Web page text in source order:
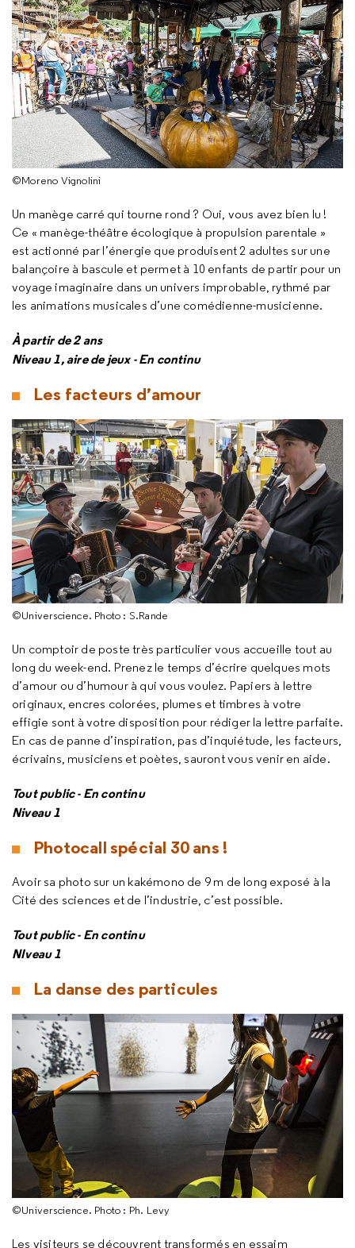
©Moreno Vignolini
Un manège carré qui tourne rond ? Oui, vous avez bien lu !
Ce « manège-théâtre écologique à propulsion parentale »
est actionné par l’énergie que produisent 2 adultes sur une
balançoire à bascule et permet à 10 enfants de partir pour un
voyage imaginaire dans un univers improbable, rythmé par
les animations musicales d’une comédienne-musicienne.
À partir de 2 ans
Niveau 1, aire de jeux - En continu
Les facteurs d’amour
©Universcience. Photo : S.Rande
Un comptoir de poste très particulier vous accueille tout au
long du week-end. Prenez le temps d’écrire quelques mots
d’amour ou d’humour à qui vous voulez. Papiers à lettre
originaux, encres colorées, plumes et timbres à votre
effigie sont à votre disposition pour rédiger la lettre parfaite.
En cas de panne d’inspiration, pas d’inquiétude, les facteurs,
écrivains, musiciens et poètes, sauront vous venir en aide.
Tout public - En continu
Niveau 1
Photocall spécial 30 ans !
Avoir sa photo sur un kakémono de 9 m de long exposé à la
Cité des sciences et de l’industrie, c’est possible.
Tout public - En continu
NIveau 1
La danse des particules
©Universcience. Photo : Ph. Levy
Les visiteurs se découvrent transformés en essaim